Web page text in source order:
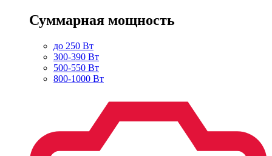
Суммарная мощность
до 250 Вт
300-390 Вт
500-550 Вт
800-1000 Вт